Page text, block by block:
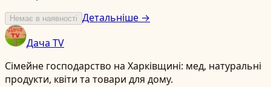
Немає в наявності Детальніше →
Дача TV
Сімейне господарство на Харківщині: мед, натуральні
продукти, квіти та товари для дому.